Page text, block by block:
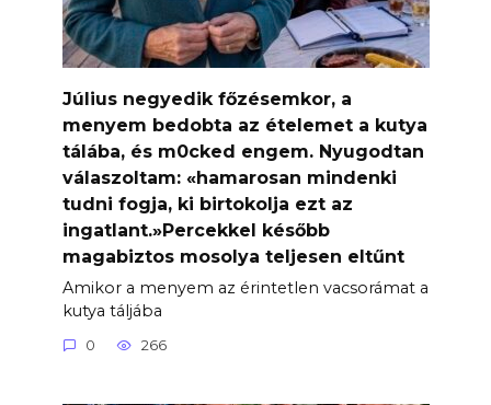
Július negyedik főzésemkor, a
menyem bedobta az ételemet a kutya
tálába, és m0cked engem. Nyugodtan
válaszoltam: «hamarosan mindenki
tudni fogja, ki birtokolja ezt az
ingatlant.»Percekkel később
magabiztos mosolya teljesen eltűnt
Amikor a menyem az érintetlen vacsorámat a
kutya táljába
0 266